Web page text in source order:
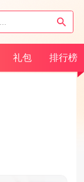
礼包 排行榜